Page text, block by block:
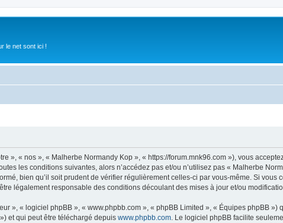
le net sont ici !
», « nos », « Malherbe Normandy Kop », « https://forum.mnk96.com »), vous
les conditions suivantes, alors n’accédez pas et/ou n’utilisez pas « Malherbe
bien qu’il soit prudent de vérifier régulièrement celles-ci par vous-même. Si vous
légalement responsable des conditions découlant des mises à jour et/ou
», « logiciel phpBB », « www.phpbb.com », « phpBB Limited », « Équipes phpBB »)
et qui peut être téléchargé depuis www.phpbb.com. Le logiciel phpBB facilite